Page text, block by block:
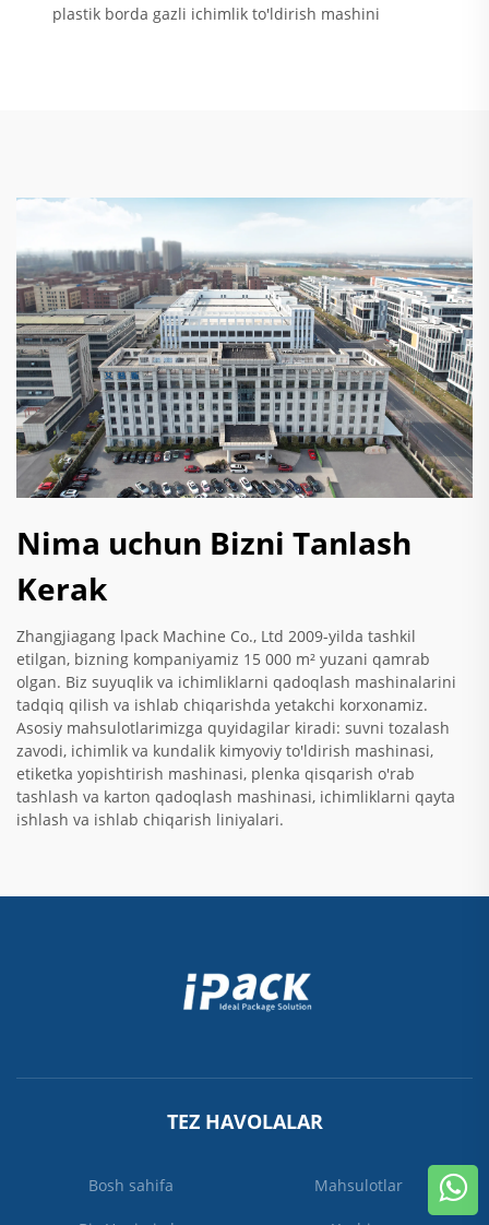
plastik borda gazli ichimlik to'ldirish mashini
Nima uchun Bizni Tanlash
Kerak
Zhangjiagang lpack Machine Co., Ltd 2009-yilda tashkil
etilgan, bizning kompaniyamiz 15 000 m² yuzani qamrab
olgan. Biz suyuqlik va ichimliklarni qadoqlash mashinalarini
tadqiq qilish va ishlab chiqarishda yetakchi korxonamiz.
Asosiy mahsulotlarimizga quyidagilar kiradi: suvni tozalash
zavodi, ichimlik va kundalik kimyoviy to'ldirish mashinasi,
etiketka yopishtirish mashinasi, plenka qisqarish o'rab
tashlash va karton qadoqlash mashinasi, ichimliklarni qayta
ishlash va ishlab chiqarish liniyalari.
TEZ HAVOLALAR
Bosh sahifa Mahsulotlar